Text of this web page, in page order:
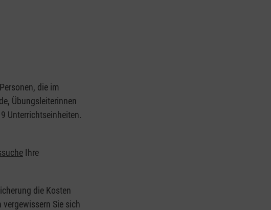
die im
Übungsleiterinnen
Unterrichtseinheiten.
Ihre
die Kosten
Sie sich